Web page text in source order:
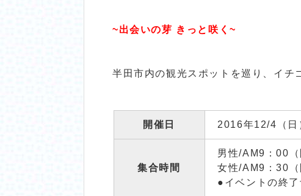
~出会いの芽 きっと咲く~
半田市内の観光スポットを巡り、イチ
開催日 2016年12/4（日
集合時間
男性/AM9：00（
女性/AM9：30（
●イベントの終